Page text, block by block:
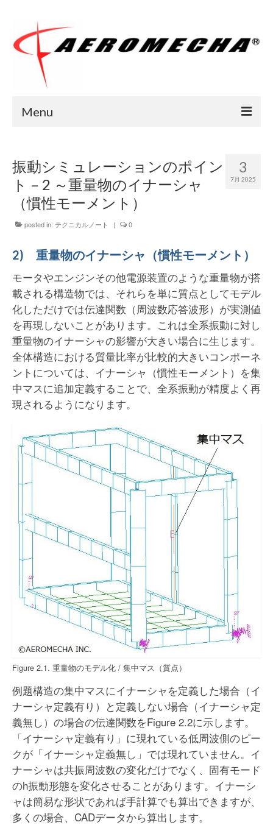
Menu
会社案内
サイトポリシー
ご挨拶
CAE解析サービス
振動試験サービス
技術支援サービス
技術講演「零戦の振動」
お問合せ
3
7月 2025
振動シミュレーションのポイン
ト – 2 ～重量物のイナーシャ
（慣性モーメント）
posted in: テクニカルノート | 0
2) 重量物のイナーシャ（慣性モーメント）
モータやエンジンその他電源装置のような重量物が搭
載される構造物では、それらを単に質点としてモデル
化しただけでは伝達関数（周波数応答波形）が実測値
を再現しないことがあります。これは全系振動に対し
重量物のイナーシャの影響が大きい場合に生じます。
全体構造における質量比率が比較的大きいコンポーネ
ントについては、イナーシャ（慣性モーメント）を集
中マスに追加定義することで、全系振動が精度よく再
現されるようになります。
Figure 2.1. 重量物のモデル化 / 集中マス（質点）
例題構造の集中マスにイナーシャを定義した場合（イ
ナーシャ定義有り）と定義しない場合（イナーシャ定
義無し）の場合の伝達関数をFigure 2.2に示します。
「イナーシャ定義有り」に現れている低周波側のピー
クが「イナーシャ定義無し」では現れていません。イ
ナーシャは共振周波数の変化だけでなく、固有モード
のh振動形態を変化させることがあります。イナーシ
ャは簡易な形状であれば手計算でも算出できますが、
多くの場合、CADデータから算出します。